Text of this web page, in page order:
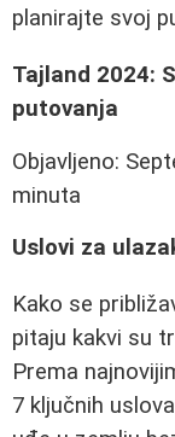
planirajte svoj
Tajland 2024:
putovanja
Objavljeno:
minuta
Uslovi za
Kako se
pitaju kakvi su
Prema
7 ključnih